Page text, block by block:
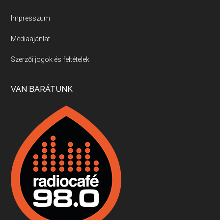
Villány, kékfrankos, Jackfall
Apr 17, 2026 • 00:35:38
Boston, teadélután, bab és homár
Apr 9, 2026 • 00:37:17
Fermentáljunk, a testünk meghálálja!
Apr 3, 2026 • 00:36:07
Impresszum
Médiaajánlat
Szerzői jogok és feltételek
VAN BARÁTUNK